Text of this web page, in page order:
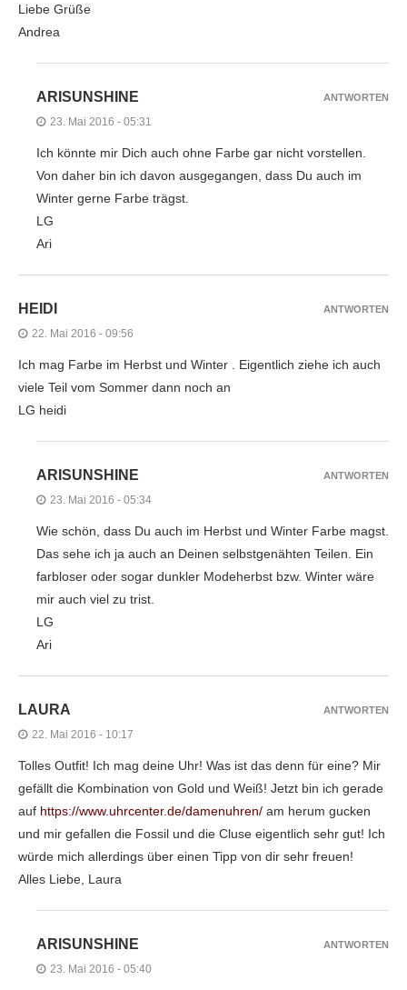
Liebe Grüße
Andrea
ARISUNSHINE
23. Mai 2016 - 05:31
Ich könnte mir Dich auch ohne Farbe gar nicht vorstellen.
Von daher bin ich davon ausgegangen, dass Du auch im
Winter gerne Farbe trägst.
LG
Ari
ANTWORTEN
HEIDI
22. Mai 2016 - 09:56
Ich mag Farbe im Herbst und Winter . Eigentlich ziehe ich auch
viele Teil vom Sommer dann noch an
LG heidi
ANTWORTEN
ARISUNSHINE
23. Mai 2016 - 05:34
Wie schön, dass Du auch im Herbst und Winter Farbe magst.
Das sehe ich ja auch an Deinen selbstgenähten Teilen. Ein
farbloser oder sogar dunkler Modeherbst bzw. Winter wäre
mir auch viel zu trist.
LG
Ari
ANTWORTEN
LAURA
22. Mai 2016 - 10:17
Tolles Outfit! Ich mag deine Uhr! Was ist das denn für eine? Mir
gefällt die Kombination von Gold und Weiß! Jetzt bin ich gerade
auf https://www.uhrcenter.de/damenuhren/ am herum gucken
und mir gefallen die Fossil und die Cluse eigentlich sehr gut! Ich
würde mich allerdings über einen Tipp von dir sehr freuen!
Alles Liebe, Laura
ANTWORTEN
ARISUNSHINE
23. Mai 2016 - 05:40
ANTWORTEN